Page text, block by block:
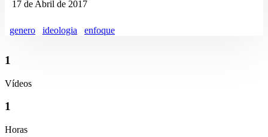
17 de Abril de 2017
genero ideologia enfoque
1
Vídeos
1
Horas